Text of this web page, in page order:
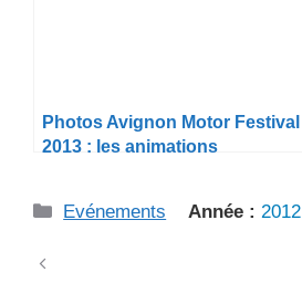
Photos Avignon Motor Festival
2013 : les animations
Catégories
Evénements Année : 2012